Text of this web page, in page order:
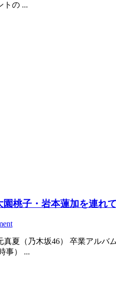
トの ...
園桃子・岩本蓮加を連れ
真夏（乃木坂46） 卒業アル
事） ...